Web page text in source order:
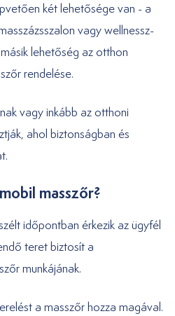
két lehetősége van - a
vagy wellnessz-
lehetőség az otthon
rendelése.
vagy inkább az otthoni
ahol biztonságban és
masszőr?
időpontban érkezik az ügyfél
teret biztosít a
munkájának.
a masszőr hozza magával.